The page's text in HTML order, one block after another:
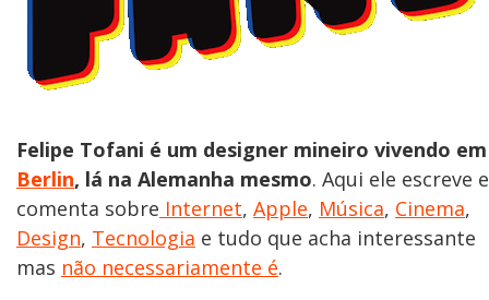
Felipe Tofani é um designer mineiro vivendo em
Berlin, lá na Alemanha mesmo. Aqui ele escreve e
comenta sobre Internet, Apple, Música, Cinema,
Design, Tecnologia e tudo que acha interessante
mas não necessariamente é.